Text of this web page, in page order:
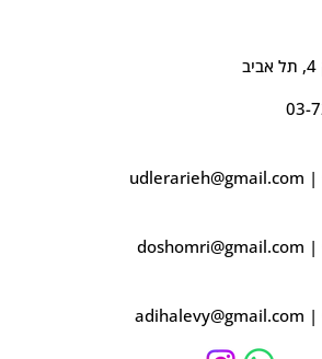
03-
udlerarieh@gmail.com |
doshomri@gmail.com |
adihalevy@gmail.com |